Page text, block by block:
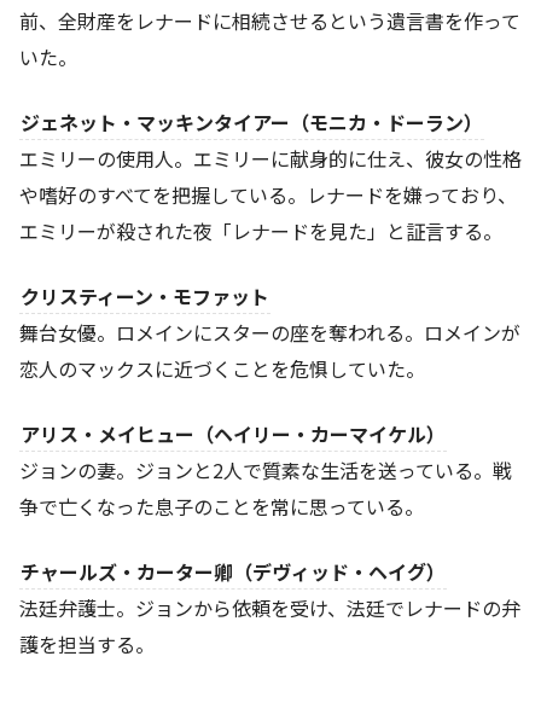
前、全財産をレナードに相続させるという遺言書を作って
いた。
ジェネット・マッキンタイアー（モニカ・ドーラン）
エミリーの使用人。エミリーに献身的に仕え、彼女の性格
や嗜好のすべてを把握している。レナードを嫌っており、
エミリーが殺された夜「レナードを見た」と証言する。
クリスティーン・モファット
舞台女優。ロメインにスターの座を奪われる。ロメインが
恋人のマックスに近づくことを危惧していた。
アリス・メイヒュー（ヘイリー・カーマイケル）
ジョンの妻。ジョンと2人で質素な生活を送っている。戦
争で亡くなった息子のことを常に思っている。
チャールズ・カーター卿（デヴィッド・ヘイグ）
法廷弁護士。ジョンから依頼を受け、法廷でレナードの弁
護を担当する。